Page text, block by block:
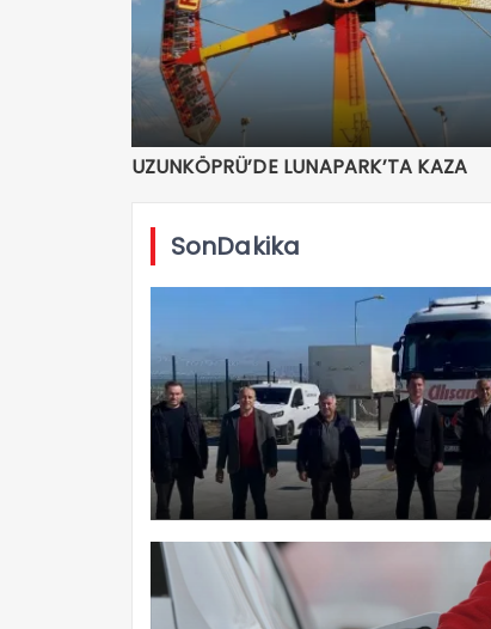
UZUNKÖPRÜ’DE LUNAPARK’TA KAZA
SonDakika